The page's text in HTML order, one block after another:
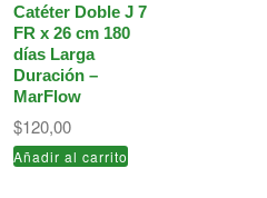
Catéter Doble J 7
FR x 26 cm 180
días Larga
Duración –
MarFlow
$120,00
Añadir al carrito